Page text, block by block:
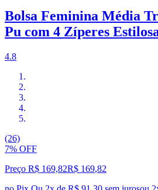
Bolsa Feminina Média
Pu com 4 Zíperes
4.8
(26)
7% OFF
Preço R$ 169,82R$ 169,82